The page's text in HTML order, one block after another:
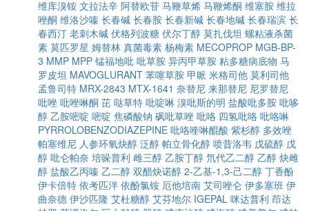
维库溴铵 文拉法辛 阿替欧苷 马鞭草烯 马鞭烯酮 维塞胺 维拉
唑酮 维洛沙嗪 长春碱 长春胺 长春新碱 长春地碱 长春瑞滨 长
春西汀 老刺木碱 伏格列波糖 伏尔丁醇 莫扎伐坦 螺粘液杀菌
素 莫匹罗星 姆替林 真菌毒素 杨梅素 MECOPROP MGB-BP-
3 MMP MPP 锰福地吡 吡草胺 异丙甲草胺 粘多糖病底物 马
罗皮坦 MAVOGLURANT 苯噻草胺 甲哌 米格司他 莫利司他
孟鲁司特 MRX-2843 MTX-1641 奈替尼 来那替尼 尼罗替尼
吡唑 吡唑啉酮 芘 哒草特 吡啶啉 溴吡斯的明 盐酸吡多胺 吡哆
醇 乙胺嘧啶 嘧啶 焦磷酸钠 砜吡草唑 吡咯 四氢吡咯 吡咯啉
PYRROLOBENZODIAZEPINE 吡咯喹啉醌酸 紫杉醇 多效唑
帕塞维尼 人参环氧炔醇 泛醇 帕立骨化醇 喷昔洛韦 戊硫醇 戊
醇 吡仑帕奈 培哚普利 雌三醇 乙胺丁醇 氘代乙二醇 乙醇 炔雌
醇 盐酸乙丙嗪 乙二醇 双醋炔诺醇 2-乙基-1,3-己二醇 丁香酚
伊卡倍特 依考匹泮 依酚氯铵 厄他培南 艾司唑仑 伊多塞班 伊
曲奈德 伊沙匹隆 艾杜糖醇 艾芬地尔 IGEPAL 咪达普利 茚达